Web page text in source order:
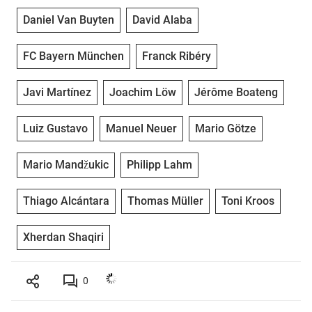
Daniel Van Buyten David Alaba
FC Bayern München Franck Ribéry
Javi Martínez Joachim Löw Jérôme Boateng
Luiz Gustavo Manuel Neuer Mario Götze
Mario Mandžukic Philipp Lahm
Thiago Alcántara Thomas Müller Toni Kroos
Xherdan Shaqiri
0